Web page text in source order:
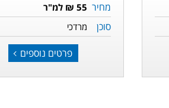
מחיר 55 ₪ למ"ר
סוכן מרדכי
פרטים נוספים